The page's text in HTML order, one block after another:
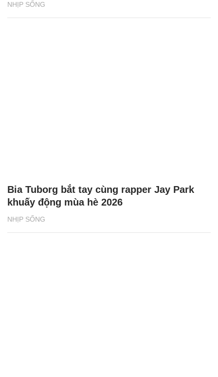
NHỊP SỐNG
NHỊP SỐNG
Bia Tuborg bắt tay cùng rapper Jay Park
khuấy động mùa hè 2026